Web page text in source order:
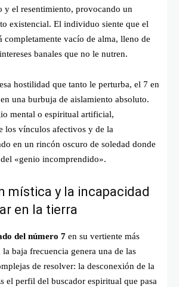
y el resentimiento, provocando un
existencial. El individuo siente que el
completamente vacío de alma, lleno de
banales que no le nutren.
hostilidad que tanto le perturba, el 7 en
una burbuja de aislamiento absoluto.
mental o espiritual artificial,
los vínculos afectivos y de la
en un rincón oscuro de soledad donde
«genio incomprendido».
mística y la incapacidad
en la tierra
del número 7 en su vertiente más
baja frecuencia genera una de las
de resolver: la desconexión de la
el perfil del buscador espiritual que pasa